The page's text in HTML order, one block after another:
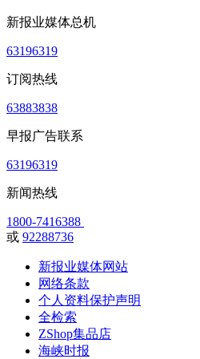
新报业媒体总机
63196319
订阅热线
63883838
早报广告联系
63196319
新闻热线
1800-7416388
或 92288736
新报业媒体网站
网络条款
个人资料保护声明
全检索
ZShop集品店
海峡时报